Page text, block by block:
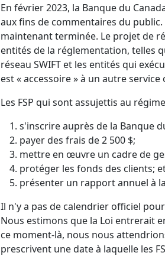
En février 2023, la Banque du
aux fins de commentaires du
maintenant terminée. Le projet de
entités de la réglementation, telles
réseau SWIFT et les entités qui
est « accessoire » à un autre
Les FSP qui sont assujettis au
s'inscrire auprès de la Banque
payer des frais de 2 500 $;
mettre en œuvre un cadre de
protéger les fonds des clients;
présenter un rapport annuel à
Il n'y a pas de calendrier officiel
Nous estimons que la Loi entrerait
ce moment-là, nous nous
prescrivent une date à laquelle les